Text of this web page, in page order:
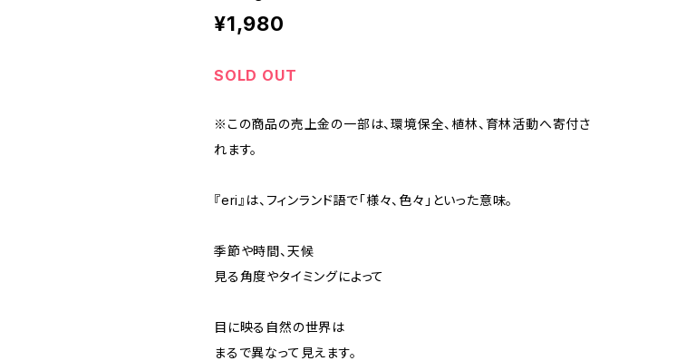
¥1,980
SOLD OUT
※この商品の売上金の一部は、環境保全、植林、育林活動へ寄付さ
れます。
『eri』は、フィンランド語で「様々、色々」といった意味。
季節や時間、天候
見る角度やタイミングによって
目に映る自然の世界は
まるで異なって見えます。